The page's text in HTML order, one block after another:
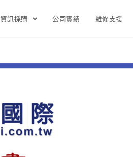
資訊採購 公司實績 維修支援